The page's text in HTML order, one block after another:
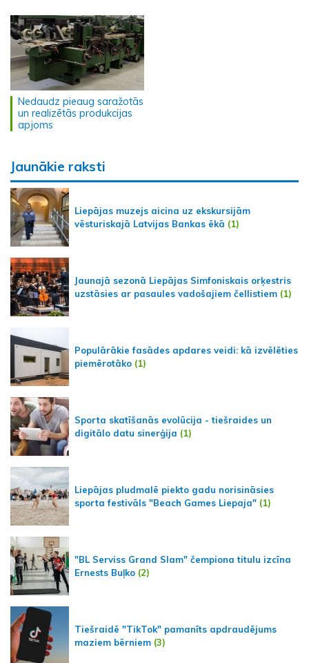
Nedaudz pieaug saražotās
un realizētās produkcijas
apjoms
Jaunākie raksti
Liepājas muzejs aicina uz ekskursijām
vēsturiskajā Latvijas Bankas ēkā (1)
Jaunajā sezonā Liepājas Simfoniskais orķestris
uzstāsies ar pasaules vadošajiem čellistiem (1)
Populārākie fasādes apdares veidi: kā izvēlēties
piemērotāko (1)
Sporta skatīšanās evolūcija - tiešraides un
digitālo datu sinerģija (1)
Liepājas pludmalē piekto gadu norisināsies
sporta festivāls "Beach Games Liepaja" (1)
"BL Serviss Grand Slam" čempiona titulu izcīna
Ernests Buļko (2)
Tiešraidē "TikTok" pamanīts apdraudējums
maziem bērniem (3)